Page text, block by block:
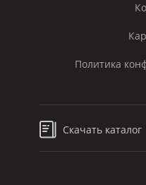
Политика
Скачать каталог